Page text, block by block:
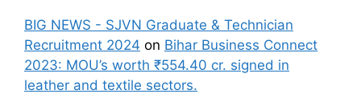
BIG NEWS - SJVN Graduate & Technician
Recruitment 2024 on Bihar Business Connect
2023: MOU’s worth ₹554.40 cr. signed in
leather and textile sectors.